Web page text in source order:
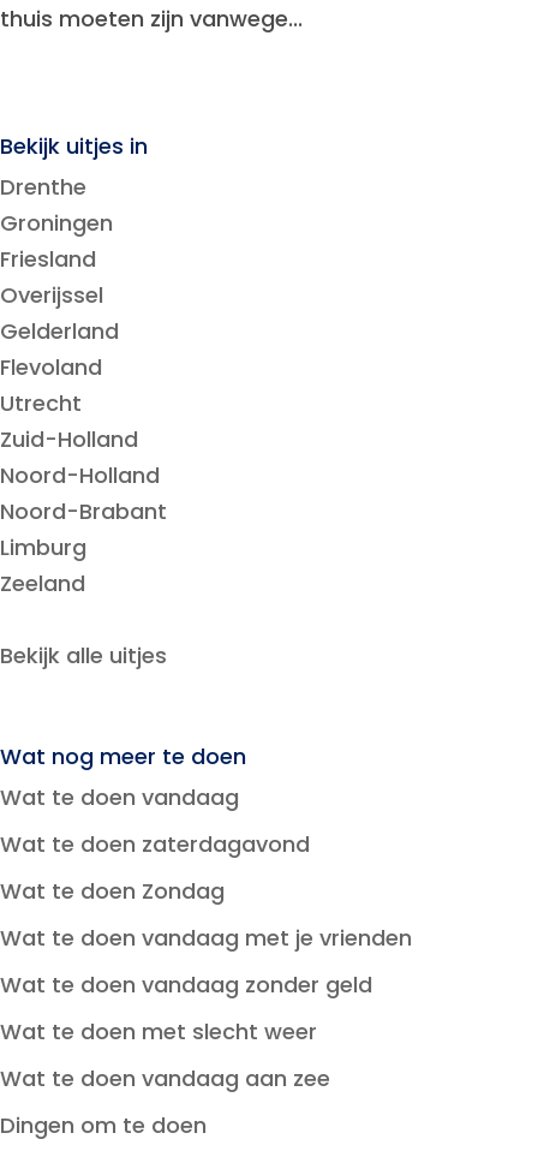
thuis moeten zijn vanwege...
Bekijk uitjes in
Drenthe
Groningen
Friesland
Overijssel
Gelderland
Flevoland
Utrecht
Zuid-Holland
Noord-Holland
Noord-Brabant
Limburg
Zeeland
Bekijk alle uitjes
Wat nog meer te doen
Wat te doen vandaag
Wat te doen zaterdagavond
Wat te doen Zondag
Wat te doen vandaag met je vrienden
Wat te doen vandaag zonder geld
Wat te doen met slecht weer
Wat te doen vandaag aan zee
Dingen om te doen